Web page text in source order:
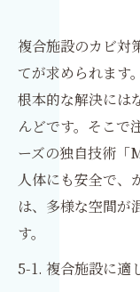
複合施設のカビ対
てが求められます
根本的な解決には
んどです。そこで
ーズの独自技術「
人体にも安全で、
は、多様な空間が
す。
5-1. 複合施設に適